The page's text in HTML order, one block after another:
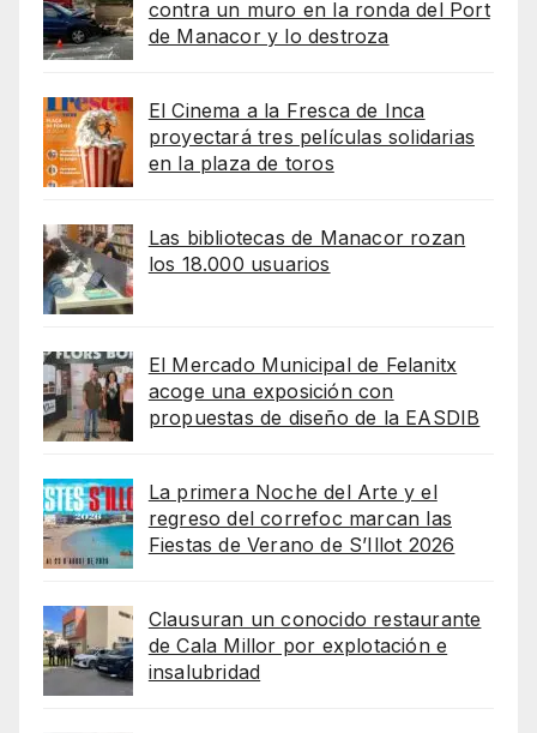
contra un muro en la ronda del Port
de Manacor y lo destroza
El Cinema a la Fresca de Inca
proyectará tres películas solidarias
en la plaza de toros
Las bibliotecas de Manacor rozan
los 18.000 usuarios
El Mercado Municipal de Felanitx
acoge una exposición con
propuestas de diseño de la EASDIB
La primera Noche del Arte y el
regreso del correfoc marcan las
Fiestas de Verano de S’Illot 2026
Clausuran un conocido restaurante
de Cala Millor por explotación e
insalubridad